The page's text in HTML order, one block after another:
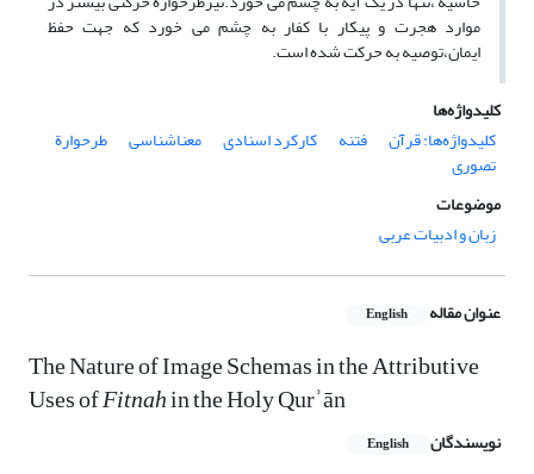
موارد هجرت و پیکار با کفار به چشم می خورد که جهت حفظ
ایمان،توصیه به حرکت شده است.
کلیدواژه‌ها
کلیدواژه‌ها: قرآن
فتنه کارکرد اسنادی معناشناسی طرحوارة
تصوری
موضوعات
زبان و ادبیات عربی
عنوان مقاله English
The Nature of Image Schemas in the Attributive
Uses ofFitnahin the Holy Qurʾān
نویسندگان English